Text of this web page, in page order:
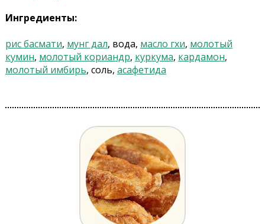
Ингредиенты:
рис басмати, мунг дал, вода, масло гхи, молотый
кумин, молотый кориандр, куркума, кардамон,
молотый имбирь, соль, асафетида